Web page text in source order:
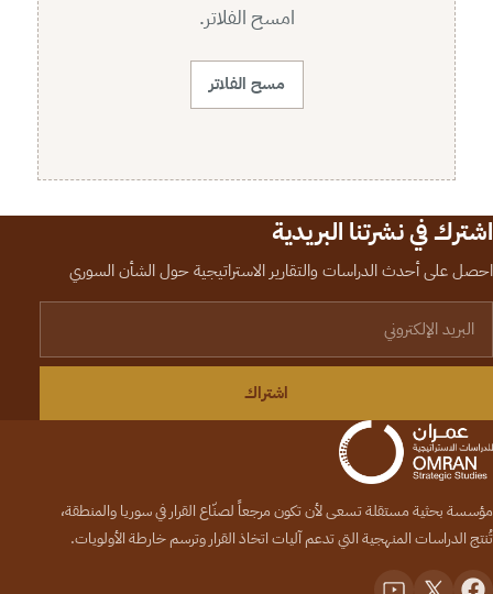
امسح الفلاتر.
مسح الفلاتر
اشترك في نشرتنا البريدية
احصل على أحدث الدراسات والتقارير الاستراتيجية حول الشأن السوري
اشتراك
مؤسسة بحثية مستقلة تسعى لأن تكون مرجعاً لصنّاع القرار في سوريا والمنطقة،
تُنتج الدراسات المنهجية التي تدعم آليات اتخاذ القرار وترسم خارطة الأولويات.